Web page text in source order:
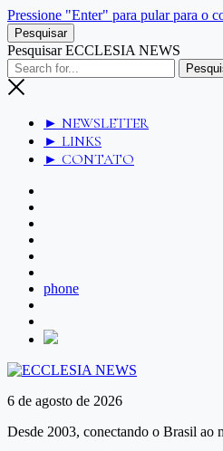
Pressione "Enter" para pular para o
Pesquisar
Pesquisar ECCLESIA NEWS
► NEWSLETTER
► LINKS
► CONTATO
phone
6 de agosto de 2026
Desde 2003, conectando o Brasil ao